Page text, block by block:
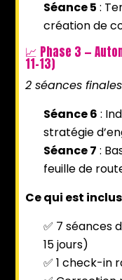
Séance 5 :
création de
📈 Phase 3 —
11-13)
2 séances finales
Séance 6 :
stratégie
Séance 7 :
feuille de
Ce qui est
✅ 7 séances
15 jours)
✅ 1 check-in